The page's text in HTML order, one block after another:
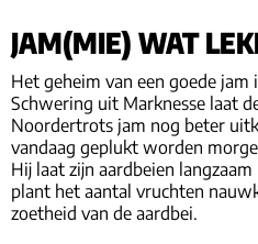
JAM(MIE) WAT
Het geheim van een goede jam
Schwering uit Marknesse laat
Noordertrots jam nog beter
vandaag geplukt worden
Hij laat zijn aardbeien
plant het aantal vruchten
zoetheid van de aardbei.